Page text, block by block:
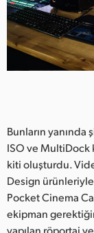
Bunların
ISO ve MultiDock
kiti oluşturdu.
Design
Pocket Cinema
ekipman